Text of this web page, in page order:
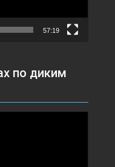
57:19
по диким